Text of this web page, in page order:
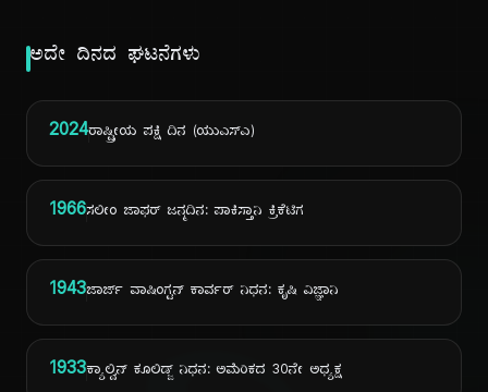
ಅದೇ ದಿನದ ಘಟನೆಗಳು
2024ರಾಷ್ಟ್ರೀಯ ಪಕ್ಷಿ ದಿನ (ಯುಎಸ್ಎ)
1966ಸಲೀಂ ಜಾಫರ್ ಜನ್ಮದಿನ: ಪಾಕಿಸ್ತಾನಿ ಕ್ರಿಕೆಟಿಗ
1943ಜಾರ್ಜ್ ವಾಷಿಂಗ್ಟನ್ ಕಾರ್ವರ್ ನಿಧನ: ಕೃಷಿ ವಿಜ್ಞಾನಿ
1933ಕ್ಯಾಲ್ವಿನ್ ಕೂಲಿಡ್ಜ್ ನಿಧನ: ಅಮೆರಿಕದ 30ನೇ ಅಧ್ಯಕ್ಷ